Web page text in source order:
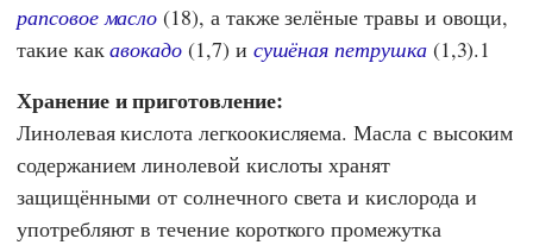
рапсовое масло (18), а также зелёные травы и овощи,
такие какавокадо (1,7) и сушёная петрушка(1,3).1
Хранение и приготовление:
Линолевая кислота легкоокисляема. Масла с высоким
содержанием линолевой кислоты хранят
защищёнными от солнечного света и кислорода и
употребляют в течение короткого промежутка